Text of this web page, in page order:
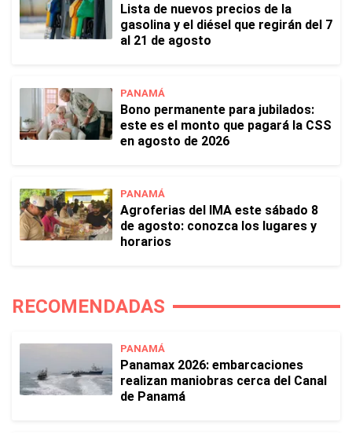
Lista de nuevos precios de la
gasolina y el diésel que regirán del 7
al 21 de agosto
PANAMÁ
Bono permanente para jubilados:
este es el monto que pagará la CSS
en agosto de 2026
PANAMÁ
Agroferias del IMA este sábado 8
de agosto: conozca los lugares y
horarios
RECOMENDADAS
PANAMÁ
Panamax 2026: embarcaciones
realizan maniobras cerca del Canal
de Panamá